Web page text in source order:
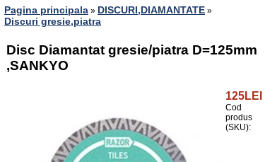
Pagina principala » DISCURI,DIAMANTATE »
Discuri gresie,piatra
Disc Diamantat gresie/piatra D=125mm
,SANKYO
125LEI
Cod
produs
(SKU):